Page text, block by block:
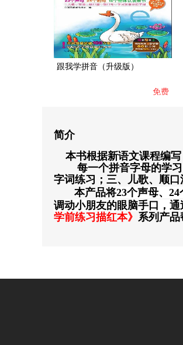
跟我学拼音（升级版）
免费
简介
本书根据新语文课程编写
每一个拼音字母的学习
字词练习；三、儿歌、顺口
本产品将23个声母、
调动小朋友的眼脑手口，通
学前练习描红本》 系列产品